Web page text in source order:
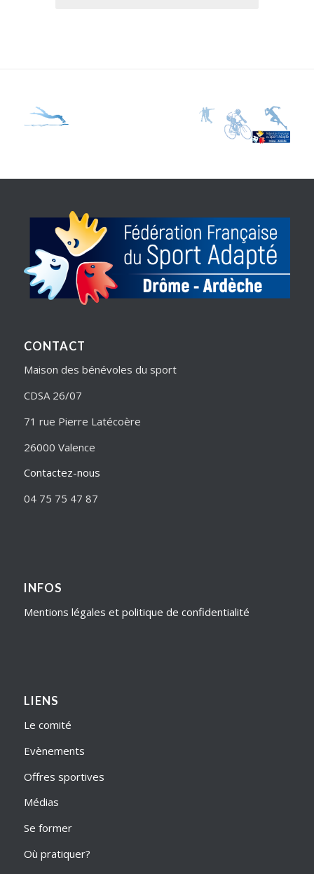
CONTACT
Maison des bénévoles du sport
CDSA 26/07
71 rue Pierre Latécoère
26000 Valence
Contactez-nous
04 75 75 47 87
INFOS
Mentions légales et politique de confidentialité
LIENS
Le comité
Evènements
Offres sportives
Médias
Se former
Où pratiquer?